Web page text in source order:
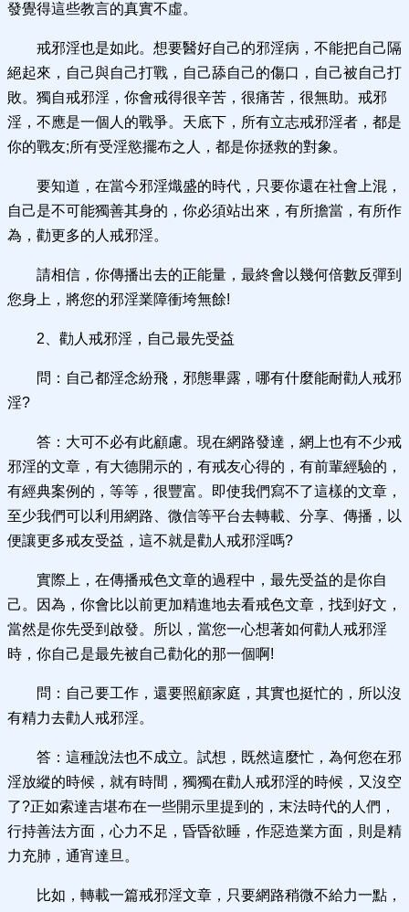
發覺得這些教言的真實不虛。
戒邪淫也是如此。想要醫好自己的邪淫病，不能把自己隔
絕起來，自己與自己打戰，自己舔自己的傷口，自己被自己打
敗。獨自戒邪淫，你會戒得很辛苦，很痛苦，很無助。戒邪
淫，不應是一個人的戰爭。天底下，所有立志戒邪淫者，都是
你的戰友;所有受淫慾擺布之人，都是你拯救的對象。
要知道，在當今邪淫熾盛的時代，只要你還在社會上混，
自己是不可能獨善其身的，你必須站出來，有所擔當，有所作
為，勸更多的人戒邪淫。
請相信，你傳播出去的正能量，最終會以幾何倍數反彈到
您身上，將您的邪淫業障衝垮無餘!
2、勸人戒邪淫，自己最先受益
問：自己都淫念紛飛，邪態畢露，哪有什麼能耐勸人戒邪
淫?
答：大可不必有此顧慮。現在網路發達，網上也有不少戒
邪淫的文章，有大德開示的，有戒友心得的，有前輩經驗的，
有經典案例的，等等，很豐富。即使我們寫不了這樣的文章，
至少我們可以利用網路、微信等平台去轉載、分享、傳播，以
便讓更多戒友受益，這不就是勸人戒邪淫嗎?
實際上，在傳播戒色文章的過程中，最先受益的是你自
己。因為，你會比以前更加精進地去看戒色文章，找到好文，
當然是你先受到啟發。所以，當您一心想著如何勸人戒邪淫
時，你自己是最先被自己勸化的那一個啊!
問：自己要工作，還要照顧家庭，其實也挺忙的，所以沒
有精力去勸人戒邪淫。
答：這種說法也不成立。試想，既然這麼忙，為何您在邪
淫放縱的時候，就有時間，獨獨在勸人戒邪淫的時候，又沒空
了?正如索達吉堪布在一些開示里提到的，末法時代的人們，
行持善法方面，心力不足，昏昏欲睡，作惡造業方面，則是精
力充肺，通宵達旦。
比如，轉載一篇戒邪淫文章，只要網路稍微不給力一點，